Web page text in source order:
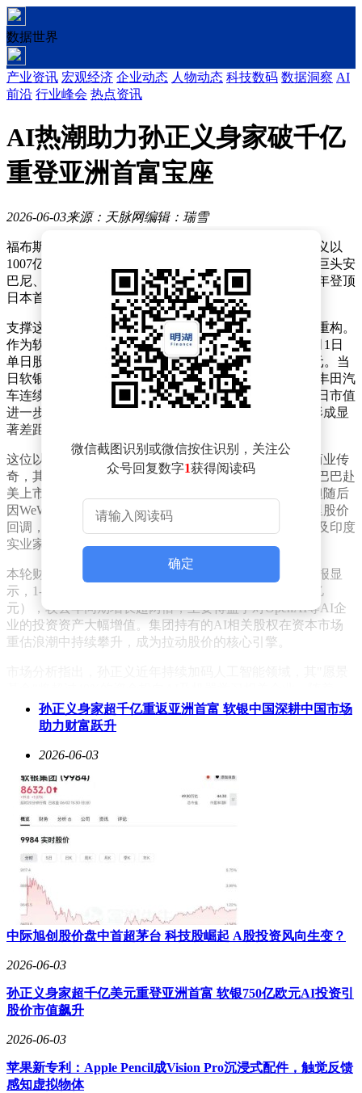
数据世界
产业资讯 宏观经济 企业动态 人物动态 科技数码 数据洞察 AI
前沿 行业峰会 热点资讯
AI热潮助力孙正义身家破千亿
重登亚洲首富宝座
2026-06-03来源：天脉网编辑：瑞雪
福布斯实时富豪榜最新数据显示，软银集团掌门人孙正义以
1007亿美元身家重返亚洲首富宝座，一举超越印度能源巨头安
巴尼、基础设施大亨阿达尼等竞争对手。这是他自2014年登顶
日本首富后，时隔近十年再次问鼎亚洲财富巅峰。
支撑这场财富逆袭的核心动力来自人工智能产业的估值重构。
作为软银最大股东，孙正义持有集团33.74%股权，仅6月1日
单日股价飙升14.71%，就为其个人财富增值超120亿美元。当
日软银市值突破48万亿日元（约合3060亿美元），终结丰田汽
车连续二十余年稳坐日本上市企业市值榜首的历史，次日市值
进一步攀升至49.30万亿日元，与丰田的44.92万亿日元形成显
著差距。
这位以8000万美元投资阿里巴巴收获730亿美元回报的商业传
奇，其财富轨迹始终与科技投资紧密相连。2014年阿里巴巴赴
美上市时，孙正义曾以166亿美元身家登顶日本首富，但随后
因WeWork上市失败、共享出行领域巨额亏损，叠加阿里股价
回调，个人资产连续多年缩水，被优衣库创始人柳井正及印度
实业家群体超越。
本轮财富跃升的转折点出现在今年一季度。软银最新财报显
示，1-3月净利润激增至1.83万亿日元（约合人民币787亿
元），较去年同期增长超两倍，主要得益于对OpenAI等AI企
业的投资资产大幅增值。集团持有的AI相关股权在资本市场
重估浪潮中持续攀升，成为拉动股价的核心引擎。
ChatGPT引爆全球AI投资热潮，软银持有的芯片设计、生成式
AI等赛道资产价值水涨船高，直接推动集团市值在两个月内
实业巨头丰田面临新能源转型压力时，以软银为代表的科技投
资集团正通过AI革命重塑全球产业格局。孙正义在最近股东
大会上强调："我们正站在人类文明跃迁的临界点，AI将创造
比互联网时代大十倍的机遇。"这种战略定力，最终在资本市
场获得惊人回报。
微信截图识别或微信按住识别，关注公
众号回复数字1获得阅读码
确定
孙正义身家超千亿重返亚洲首富 软银中国深耕中国市场
助力财富跃升
2026-06-03
中际旭创股价盘中首超茅台 科技股崛起 A股投资风向生变？
2026-06-03
孙正义身家超千亿美元重登亚洲首富 软银750亿欧元AI投资引
股价市值飙升
2026-06-03
苹果新专利：Apple Pencil成Vision Pro沉浸式配件，触觉反馈
感知虚拟物体